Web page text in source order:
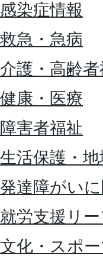
感染症情報
救急・急病
介護・高齢者
健康・医療
障害者福祉
生活保護・地
発達障がい
就労支援リ
文化・スポー